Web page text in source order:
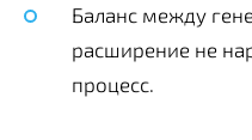
Баланс между
расширение не
процесс.